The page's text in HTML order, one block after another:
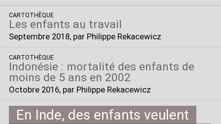
CARTOTHÈQUE
Les enfants au travail
Septembre 2018, par Philippe Rekacewicz
CARTOTHÈQUE
Indonésie : mortalité des enfants de
moins de 5 ans en 2002
Octobre 2016, par Philippe Rekacewicz
En Inde, des enfants veulent